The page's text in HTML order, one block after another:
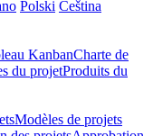
Polski Čeština
KanbanCharte de
du projetProduits du
Modèles de projets